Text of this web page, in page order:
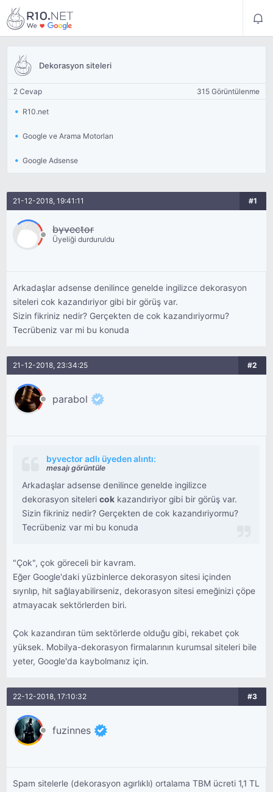
Dekorasyon siteleri
2 Cevap 315 Görüntülenme
R10.net
Google ve Arama Motorları
Google Adsense
21-12-2018, 19:41:11 #1
byvector
Üyeliği durduruldu
Arkadaşlar adsense denilince genelde ingilizce dekorasyon
siteleri cok kazandıriyor gibi bir görüş var.
Sizin fikriniz nedir? Gerçekten de cok kazandıriyormu?
Tecrübeniz var mi bu konuda
21-12-2018, 23:34:25 #2
parabol
byvector adlı üyeden alıntı:
mesajı görüntüle
Arkadaşlar adsense denilince genelde ingilizce
dekorasyon sitelericok kazandıriyor gibi bir görüş var.
Sizin fikriniz nedir? Gerçekten de cok kazandıriyormu?
Tecrübeniz var mi bu konuda
"Çok", çok göreceli bir kavram.
Eğer Google'daki yüzbinlerce dekorasyon sitesi içinden
sıyrılıp, hit sağlayabilirseniz, dekorasyon sitesi emeğinizi çöpe
atmayacak sektörlerden biri.
Çok kazandıran tüm sektörlerde olduğu gibi, rekabet çok
yüksek. Mobilya-dekorasyon firmalarının kurumsal siteleri bile
yeter, Google'da kaybolmanız için.
22-12-2018, 17:10:32 #3
fuzinnes
Spam sitelerle (dekorasyon agırlıklı) ortalama TBM ücreti 1,1 TL